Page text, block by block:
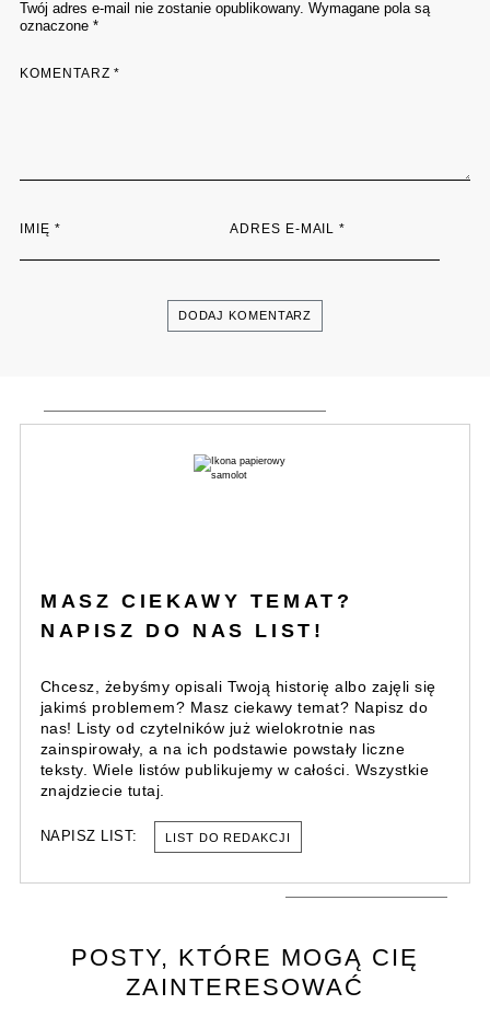
Twój adres e-mail nie zostanie opublikowany. Wymagane pola są
oznaczone *
KOMENTARZ*
IMIĘ * ADRES E-MAIL*
MASZ CIEKAWY TEMAT?
NAPISZ DO NAS LIST!
Chcesz, żebyśmy opisali Twoją historię albo zajęli się
jakimś problemem? Masz ciekawy temat? Napisz do
nas! Listy od czytelników już wielokrotnie nas
zainspirowały, a na ich podstawie powstały liczne
teksty. Wiele listów publikujemy w całości. Wszystkie
znajdziecie tutaj.
NAPISZ LIST: LIST DO REDAKCJI
POSTY, KTÓRE MOGĄ CIĘ
ZAINTERESOWAĆ